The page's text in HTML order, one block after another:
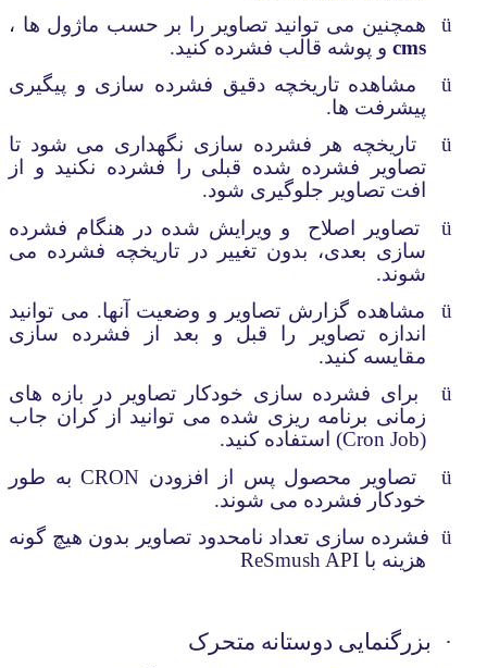
ü
همچنین می توانید تصاویر را بر حسب ماژول ها ،
cms و پوشه قالب فشرده کنید.
ü
مشاهده تاریخچه دقیق فشرده سازی و پیگیری
پیشرفت ها.
ü
تاریخچه هر فشرده سازی نگهداری می شود تا
تصاویر فشرده شده قبلی را فشرده نکنید و از
افت تصاویر جلوگیری شود.
ü
تصاویر اصلاح و ویرایش شده در هنگام فشرده
سازی بعدی، بدون تغییر در تاریخچه فشرده می
شوند.
ü
مشاهده گزارش تصاویر و وضعیت آنها. می توانید
اندازه تصاویر را قبل و بعد از فشرده سازی
مقایسه کنید.
ü
برای فشرده سازی خودکار تصاویر در بازه های
زمانی برنامه ریزی شده می توانید از کران جاب
(
Cron Job) استفاده کنید.
ü
تصاویر محصول پس از افزودن CRONبه طور
خودکار فشرده می شوند.
ü فشرده سازی تعداد نامحدود تصاویر بدون هیچ گونه
هزینه با ReSmush API
· بزرگنمایی دوستانه متحرک